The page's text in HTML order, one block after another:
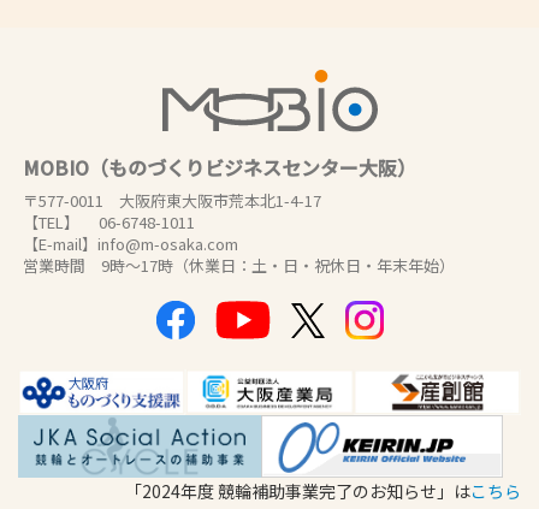
MOBIO（ものづくりビジネスセンター大阪）
〒577-0011 大阪府東大阪市荒本北1-4-17
【TEL】 06-6748-1011
【E-mail】info@m-osaka.com
営業時間 9時～17時（休業日：土・日・祝休日・年末年始）
「2024年度 競輪補助事業完了のお知らせ」はこちら